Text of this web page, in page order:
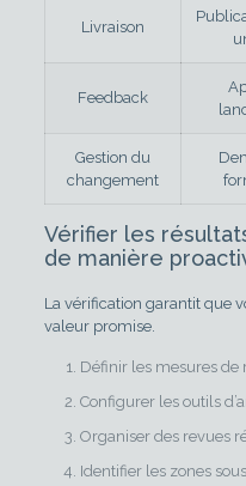
Livraison
Feedback
Gestion du
changement
Vérifier les
de manière
La vérification garantit que
valeur promise.
Définir les mesures
Configurer les outils
Organiser des revues
Identifier les zones